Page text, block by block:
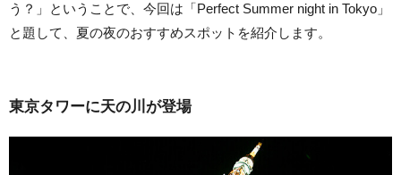
う？」ということで、今回は「Perfect Summer night in Tokyo」
と題して、夏の夜のおすすめスポットを紹介します。
東京タワーに天の川が登場